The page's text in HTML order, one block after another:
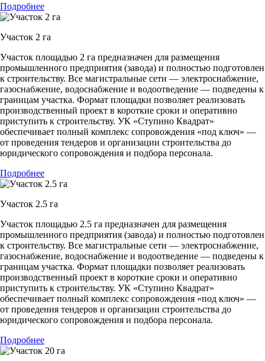
Подробнее
Участок 2 га
Участок площадью 2 га предназначен для размещения
промышленного предприятия (завода) и полностью подготовлен
к строительству. Все магистральные сети — электроснабжение,
газоснабжение, водоснабжение и водоотведение — подведены к
границам участка. Формат площадки позволяет реализовать
производственный проект в короткие сроки и оперативно
приступить к строительству. УК «Ступино Квадрат»
обеспечивает полный комплекс сопровождения «под ключ» —
от проведения тендеров и организации строительства до
юридического сопровождения и подбора персонала.
Подробнее
Участок 2.5 га
Участок площадью 2.5 га предназначен для размещения
промышленного предприятия (завода) и полностью подготовлен
к строительству. Все магистральные сети — электроснабжение,
газоснабжение, водоснабжение и водоотведение — подведены к
границам участка. Формат площадки позволяет реализовать
производственный проект в короткие сроки и оперативно
приступить к строительству. УК «Ступино Квадрат»
обеспечивает полный комплекс сопровождения «под ключ» —
от проведения тендеров и организации строительства до
юридического сопровождения и подбора персонала.
Подробнее